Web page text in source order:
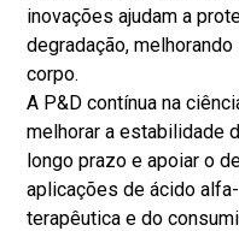
inovações ajudam a
degradação,
corpo.
A P&D contínua na
melhorar a estabilidade
longo prazo e apoiar o
aplicações de ácido
terapêutica e do